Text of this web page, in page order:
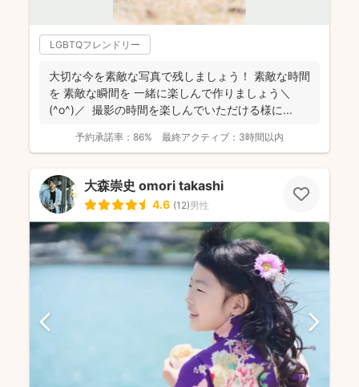
LGBTQフレンドリー
大切な今を素敵な写真で残しましょう！ 素敵な時間
を 素敵な瞬間を 一緒に楽しんで作りましょう＼
(^o^)／ 撮影の時間を楽しんでいただける様に...
予約承諾率： 86% 最終アクティブ： 3時間以内
大森崇史 omori takashi
4.6 (12)男性